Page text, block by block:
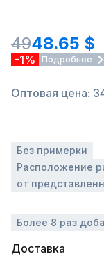
4948.65 $
-1% Подробнее
Оптовая цена:
Без примерки
Расположение
от
Более 8 раз
Доставка